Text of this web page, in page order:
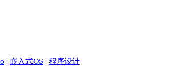
| 嵌入式OS | 程序设计